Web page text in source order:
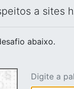
a sites
abaixo.
Digite a